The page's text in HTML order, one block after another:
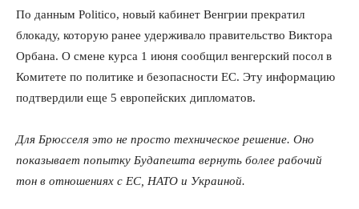
По данным Politico, новый кабинет Венгрии прекратил
блокаду, которую ранее удерживало правительство Виктора
Орбана. О смене курса 1 июня сообщил венгерский посол в
Комитете по политике и безопасности ЕС. Эту информацию
подтвердили еще 5 европейских дипломатов.
Для Брюсселя это не просто техническое решение. Оно
показывает попытку Будапешта вернуть более рабочий
тон в отношениях с ЕС, НАТО и Украиной.